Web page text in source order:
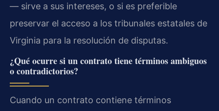
— sirve a sus intereses, o si es preferible
preservar el acceso a los tribunales estatales de
Virginia para la resolución de disputas.
¿Qué ocurre si un contrato tiene términos ambiguos
o contradictorios?
Cuando un contrato contiene términos